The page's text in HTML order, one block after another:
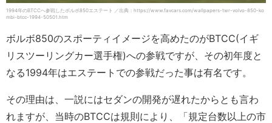
1994年のBTCCへ参戦したボルボ850エステート ／出典：https://www.favcars.com/wallpapers-twr-volvo-850-ko
mbi-btcc-1994-50501.htm
ボルボ850のスポーティイメージを高めたのがBTCC(イギ
リスツーリングカー選手権)への参戦ですが、その初年度と
なる1994年はエステートでの参戦だった事は有名です。
その理由は、一説にはセダンの開発が遅れたからとも言わ
れますが、当時のBTCCは規則により、「規定台数以上の市